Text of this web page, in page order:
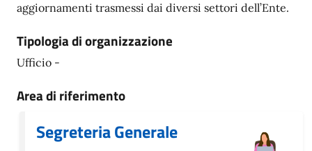
aggiornamenti trasmessi dai diversi settori dell’Ente.
Tipologia di organizzazione
Ufficio -
Area di riferimento
Segreteria Generale